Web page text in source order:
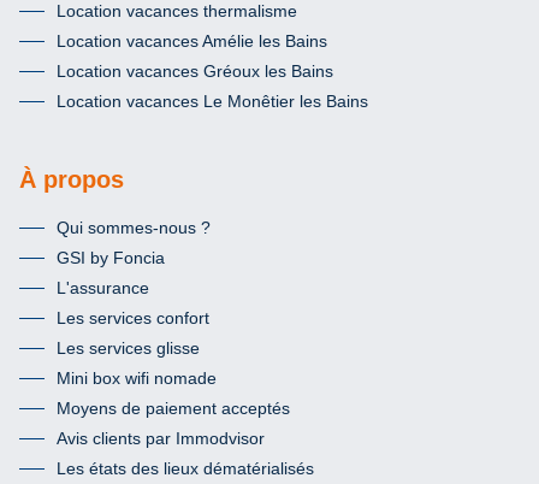
Location vacances thermalisme
Location vacances Amélie les Bains
Location vacances Gréoux les Bains
Location vacances Le Monêtier les Bains
À propos
Qui sommes-nous ?
GSI by Foncia
L'assurance
Les services confort
Les services glisse
Mini box wifi nomade
Moyens de paiement acceptés
Avis clients par Immodvisor
Les états des lieux dématérialisés